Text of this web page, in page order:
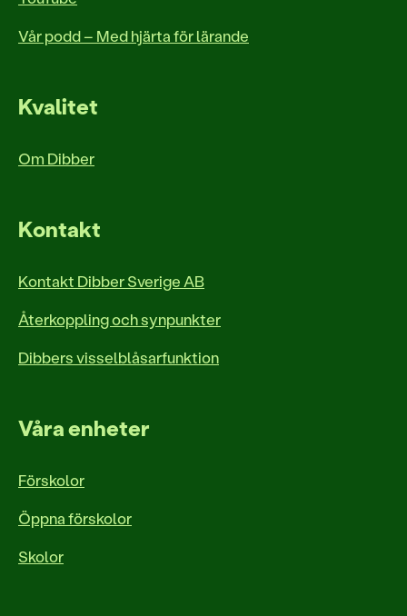
Vår podd – Med hjärta för lärande
Kvalitet
Om Dibber
Kontakt
Kontakt Dibber Sverige AB
Återkoppling och synpunkter
Dibbers visselblåsarfunktion
Våra enheter
Förskolor
Öppna förskolor
Skolor